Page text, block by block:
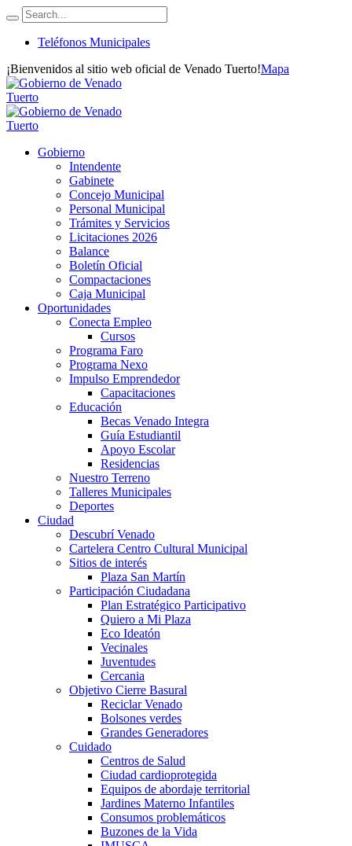
Teléfonos Municipales
¡Bienvenidos al sitio web oficial de Venado Tuerto!Mapa
Gobierno
Intendente
Gabinete
Concejo Municipal
Personal Municipal
Trámites y Servicios
Licitaciones 2026
Balance
Boletín Oficial
Compactaciones
Caja Municipal
Oportunidades
Conecta Empleo
Cursos
Programa Faro
Programa Nexo
Impulso Emprendedor
Capacitaciones
Educación
Becas Venado Integra
Guía Estudiantil
Apoyo Escolar
Residencias
Nuestro Terreno
Talleres Municipales
Deportes
Ciudad
Descubrí Venado
Cartelera Centro Cultural Municipal
Sitios de interés
Plaza San Martín
Participación Ciudadana
Plan Estratégico Participativo
Quiero a Mi Plaza
Eco Ideatón
Vecinales
Juventudes
Cercania
Objetivo Cierre Basural
Reciclar Venado
Bolsones verdes
Grandes Generadores
Cuidado
Centros de Salud
Ciudad cardioprotegida
Equipos de abordaje territorial
Jardines Materno Infantiles
Consumos problemáticos
Buzones de la Vida